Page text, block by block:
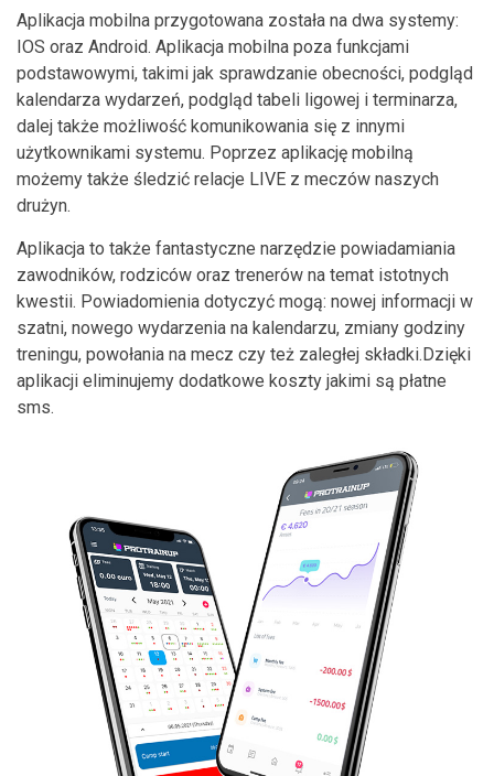
Aplikacja mobilna przygotowana została na dwa systemy:
IOS oraz Android. Aplikacja mobilna poza funkcjami
podstawowymi, takimi jak sprawdzanie obecności, podgląd
kalendarza wydarzeń, podgląd tabeli ligowej i terminarza,
dalej także możliwość komunikowania się z innymi
użytkownikami systemu. Poprzez aplikację mobilną
możemy także śledzić relacje LIVE z meczów naszych
drużyn.
Aplikacja to także fantastyczne narzędzie powiadamiania
zawodników, rodziców oraz trenerów na temat istotnych
kwestii. Powiadomienia dotyczyć mogą: nowej informacji w
szatni, nowego wydarzenia na kalendarzu, zmiany godziny
treningu, powołania na mecz czy też zaległej składki.Dzięki
aplikacji eliminujemy dodatkowe koszty jakimi są płatne
sms.